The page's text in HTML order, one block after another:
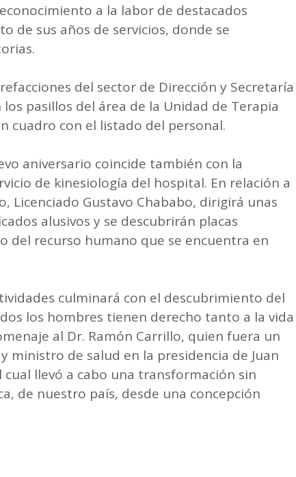
a la labor de destacados
de sus años de servicios, donde se
del sector de Dirección y Secretaría
pasillos del área de la Unidad de Terapia
cuadro con el listado del personal.
aniversario coincide también con la
de kinesiología del hospital. En relación a
Licenciado Gustavo Chababo, dirigirá unas
alusivos y se descubrirán placas
del recurso humano que se encuentra en
culminará con el descubrimiento del
los hombres tienen derecho tanto a la vida
al Dr. Ramón Carrillo, quien fuera un
ministro de salud en la presidencia de Juan
llevó a cabo una transformación sin
de nuestro país, desde una concepción